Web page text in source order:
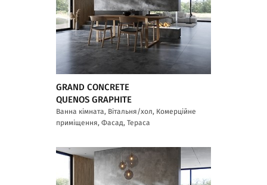
GRAND CONCRETE
QUENOS GRAPHITE
Ванна кімната, Вітальня/хол, Комерційне
приміщення, Фасад, Тераса